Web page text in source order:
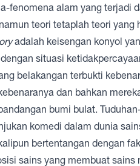
fenomena alam yang terjadi
teori tetaplah teori
adalah keisengan konyol
situasi
belakangan terbukti
dan bahkan
bumi bulat.
komedi dalam dunia
bertentangan dengan
sains yang membuat